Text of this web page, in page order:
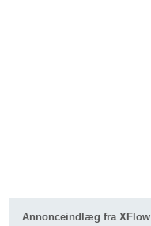
Annonceindlæg fra XFlow